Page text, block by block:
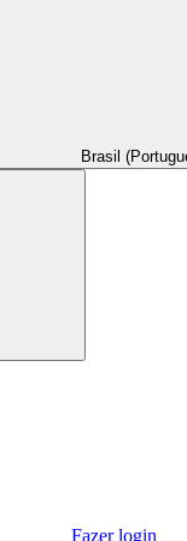
Brasil
Fazer login